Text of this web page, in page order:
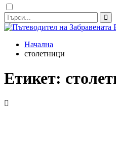
Dark
mode
Начална
столетници
Етикет: